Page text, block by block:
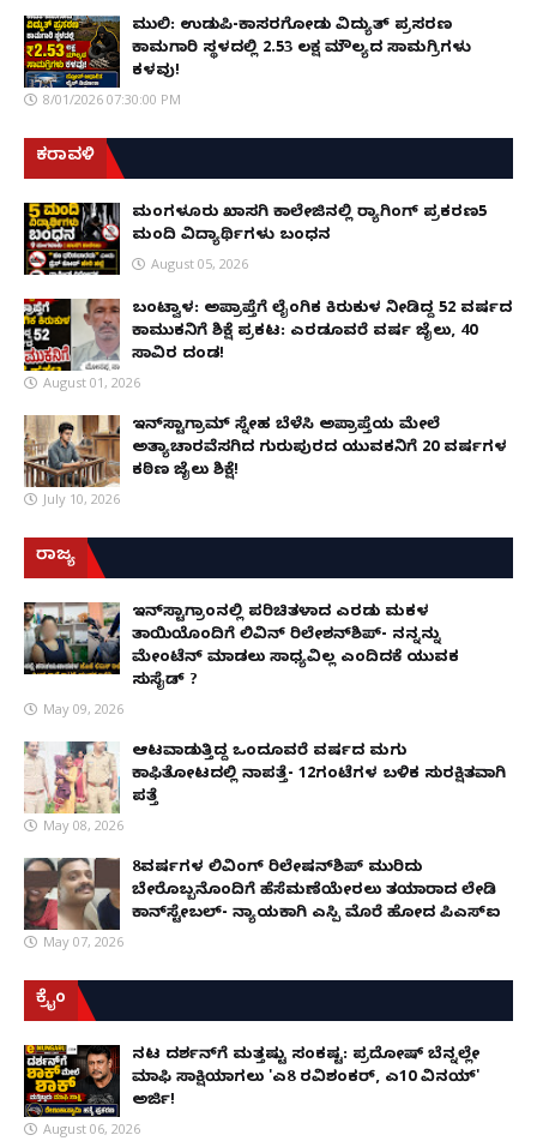
ಮುಲ್ಕಿ: ಉಡುಪಿ-ಕಾಸರಗೋಡು ವಿದ್ಯುತ್ ಪ್ರಸರಣ
ಕಾಮಗಾರಿ ಸ್ಥಳದಲ್ಲಿ ₹2.53 ಲಕ್ಷ ಮೌಲ್ಯದ ಸಾಮಗ್ರಿಗಳು
ಕಳವು!
8/01/2026 07:30:00 PM
ಕರಾವಳಿ
ಮಂಗಳೂರು ಖಾಸಗಿ ಕಾಲೇಜಿನಲ್ಲಿ ರ‌್ಯಾಗಿಂಗ್ ಪ್ರಕರಣ5
ಮಂದಿ ವಿದ್ಯಾರ್ಥಿಗಳು ಬಂಧನ
August 05, 2026
ಬಂಟ್ವಾಳ: ಅಪ್ರಾಪ್ತೆಗೆ ಲೈಂಗಿಕ ಕಿರುಕುಳ ನೀಡಿದ್ದ 52 ವರ್ಷದ
ಕಾಮುಕನಿಗೆ ಶಿಕ್ಷೆ ಪ್ರಕಟ: ಎರಡೂವರೆ ವರ್ಷ ಜೈಲು, ₹40
ಸಾವಿರ ದಂಡ!
August 01, 2026
ಇನ್‌ಸ್ಟಾಗ್ರಾಮ್ ಸ್ನೇಹ ಬೆಳೆಸಿ ಅಪ್ರಾಪ್ತೆಯ ಮೇಲೆ
ಅತ್ಯಾಚಾರವೆಸಗಿದ ಗುರುಪುರದ ಯುವಕನಿಗೆ 20 ವರ್ಷಗಳ
ಕಠಿಣ ಜೈಲು ಶಿಕ್ಷೆ!
July 10, 2026
ರಾಜ್ಯ
ಇನ್​ಸ್ಟಾಗ್ರಾಂನಲ್ಲಿ ಪರಿಚಿತಳಾದ ಎರಡು ಮಕ್ಕಳ
ತಾಯಿಯೊಂದಿಗೆ ಲಿವಿನ್ ರಿಲೇಶನ್​ಶಿಪ್- ನನ್ನನ್ನು
ಮೇಂಟೆನ್ ಮಾಡಲು ಸಾಧ್ಯವಿಲ್ಲ ಎಂದಿದಕ್ಕೆ ಯುವಕ
ಸುಸೈಡ್ ?
May 09, 2026
ಆಟವಾಡುತ್ತಿದ್ದ ಒಂದೂವರೆ ವರ್ಷದ ಮಗು
ಕಾಫಿತೋಟದಲ್ಲಿ ನಾಪತ್ತೆ- 12ಗಂಟೆಗಳ ಬಳಿಕ ಸುರಕ್ಷಿತವಾಗಿ
ಪತ್ತೆ
May 08, 2026
8ವರ್ಷಗಳ ಲಿವಿಂಗ್‌ ರಿಲೇಷನ್‌ಶಿಪ್ ಮುರಿದು
ಬೇರೊಬ್ಬನೊಂದಿಗೆ ಹೆಸೆಮಣೆಯೇರಲು ತಯಾರಾದ ಲೇಡಿ
ಕಾನ್‌ಸ್ಟೇಬಲ್- ನ್ಯಾಯಕ್ಕಾಗಿ ಎಸ್ಪಿ ಮೊರೆ ಹೋದ ಪಿಎಸ್ಐ
May 07, 2026
ಕ್ರೈಂ
ನಟ ದರ್ಶನ್‌ಗೆ ಮತ್ತಷ್ಟು ಸಂಕಷ್ಟ: ಪ್ರದೋಷ್ ಬೆನ್ನಲ್ಲೇ
ಮಾಫಿ ಸಾಕ್ಷಿಯಾಗಲು 'ಎ8 ರವಿಶಂಕರ್, ಎ10 ವಿನಯ್'
ಅರ್ಜಿ!
August 06, 2026